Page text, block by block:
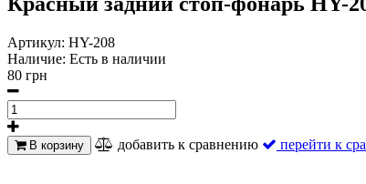
Артикул: HY-208
Наличие: Есть в наличии
80 грн
В корзину добавить к сравнению перейти к